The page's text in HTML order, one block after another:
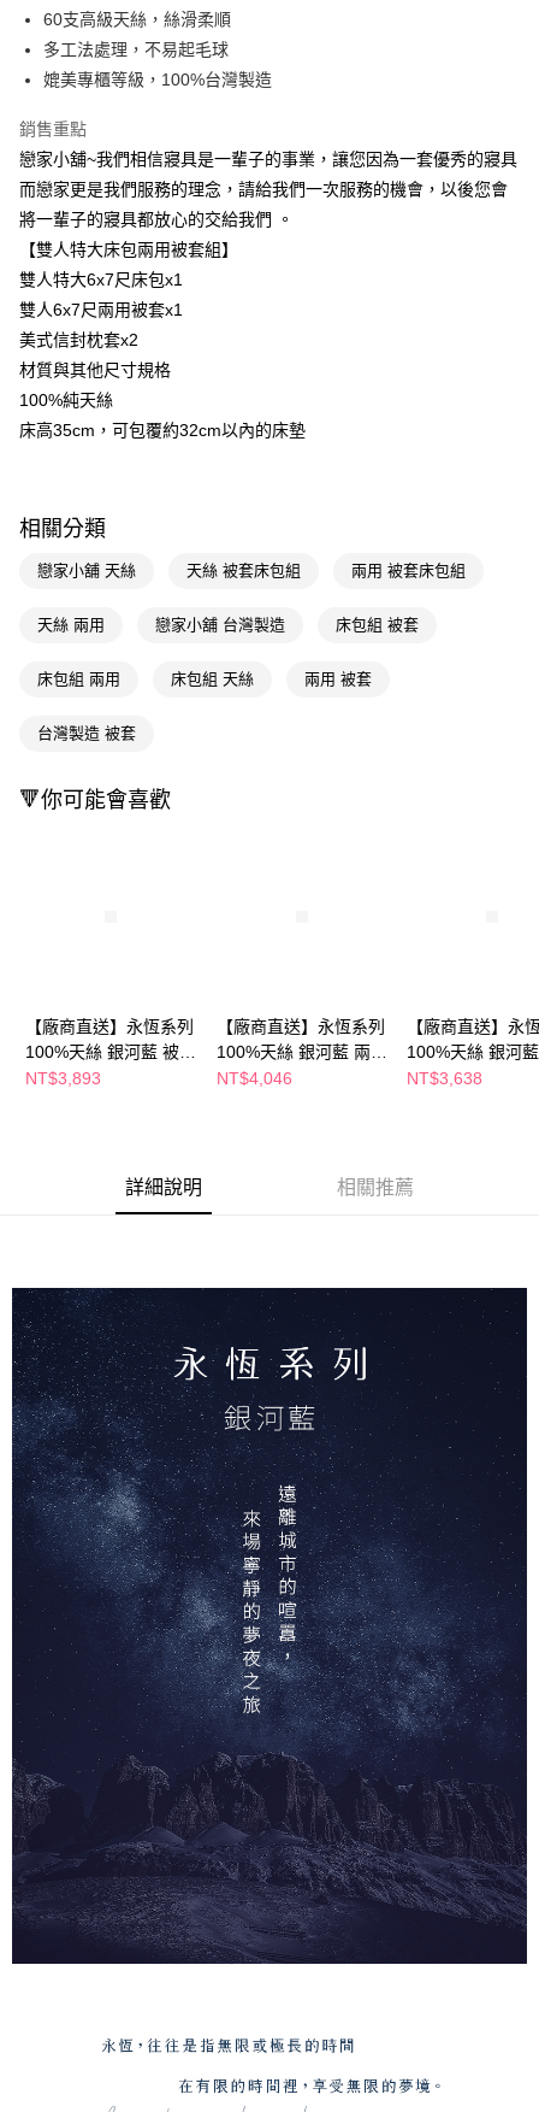
Apple Pay
街口支付
Google Pay
AFTEE先享後付
相關說明
【關於「AFTEE先享後付」】
AFTEE先享後付是「在收到商品之後才付款」的支付方式。 讓您購物簡單
便利好安心！
１．簡單：不需註冊會員、不需綁卡、不需儲值。
２．便利：只要手機號碼，簡訊認證，即可結帳。
【「AFTEE先享後付」結帳流程】
１．於結帳方式選擇「AFTEE先享後付」後，將跳轉至「AFTEE先享後付」
結帳頁面，進行簡訊認證並確認金額後，即可完成結帳。
※ 請注意：結帳手續完成當下不需立刻繳費，但若您需要取消訂單，請聯絡
後付繳納相關費用。
是否繳費成功／繳費後需取消欲退款等相關疑問，請聯繫「AFTEE先享後付
【注意事項】
易，需依本服務之必要範圍內提供個人資料，並將交易相關給付款項請求債
https://aftee.tw/terms/#terms3
３．未成年的使用者請事先徵得法定代理人或監護人之同意方可使用
運送方式
宅配(廠商直送🚚)
每筆NT$100，滿NT$590(含以上)免運費
宅配(離島廠商直送🚚)
每筆NT$300
60支高級天絲，絲滑柔順
多工法處理，不易起毛球
媲美專櫃等級，100%台灣製造
銷售重點
戀家小舖~我們相信寢具是一輩子的事業，讓您因為一套優秀的寢具
而戀家更是我們服務的理念，請給我們一次服務的機會，以後您會
將一輩子的寢具都放心的交給我們 。
【雙人特大床包兩用被套組】
雙人特大6x7尺床包x1
雙人6x7尺兩用被套x1
美式信封枕套x2
材質與其他尺寸規格
100%純天絲
床高35cm，可包覆約32cm以內的床墊
相關分類
戀家小舖 天絲 天絲 被套床包組 兩用 被套床包組
天絲 兩用 戀家小舖 台灣製造 床包組 被套
床包組 兩用 床包組 天絲 兩用 被套
台灣製造 被套
🔻你可能會喜歡
【廠商直送】永恆系列
100%天絲 銀河藍 被套
床包組-特大
NT$3,893
【廠商直送】永恆系列
100%天絲 銀河藍 兩用
被套床包組-加大
NT$4,046
【廠商直送】永
100%天絲 銀河
床包組-加大
NT$3,638
詳細說明 相關推薦